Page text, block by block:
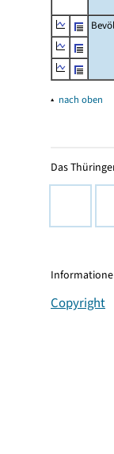
▴ nach oben
Das
Copyright